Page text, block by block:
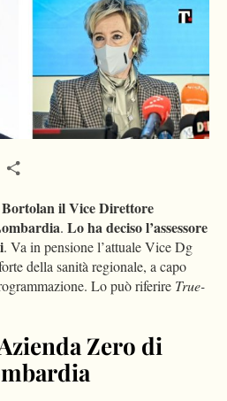
LinkedIn
Bortolan il Vice Direttore
. Lo ha deciso l’assessore
. Va in pensione l’attuale Vice Dg
della sanità regionale, a capo
Lo può riferire True-
Zero di